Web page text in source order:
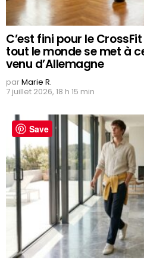
C’est fini pour le
tout le monde se met à
venu d’Allemagne
parMarie R.
7 juillet 2026, 18 h 15 min
Save